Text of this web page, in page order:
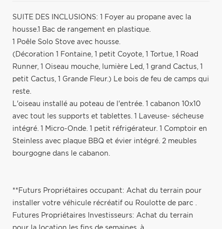
SUITE DES INCLUSIONS: 1 Foyer au propane avec la
housse.1 Bac de rangement en plastique.
1 Poêle Solo Stove avec housse.
(Décoration 1 Fontaine, 1 petit Coyote, 1 Tortue, 1 Road
Runner, 1 Oiseau mouche, lumière Led, 1 grand Cactus, 1
petit Cactus, 1 Grande Fleur.) Le bois de feu de camps qui
reste.
L'oiseau installé au poteau de l'entrée. 1 cabanon 10x10
avec tout les supports et tablettes. 1 Laveuse- sécheuse
intégré. 1 Micro-Onde. 1 petit réfrigérateur. 1 Comptoir en
Steinless avec plaque BBQ et évier intégré. 2 meubles
bourgogne dans le cabanon.
**Futurs Propriétaires occupant: Achat du terrain pour
installer votre véhicule récréatif ou Roulotte de parc .
Futures Propriétaires Investisseurs: Achat du terrain